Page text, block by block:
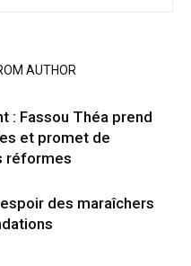
AUTHOR
: Fassou Théa prend
et promet de
réformes
des maraîchers